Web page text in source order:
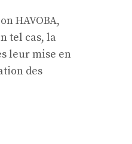
HAVOBA,
tel cas, la
leur mise en
des